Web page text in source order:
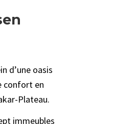
d’une oasis
confort en
Plateau.
immeubles